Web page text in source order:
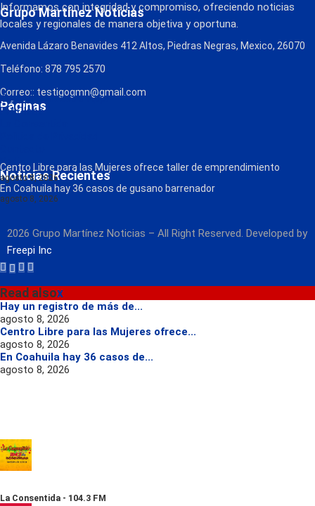
Grupo Martínez Noticias
Informamos con integridad y compromiso, ofreciendo noticias
locales y regionales de manera objetiva y oportuna.
Avenida Lázaro Benavides 412 Altos, Piedras Negras, Mexico, 26070
Teléfono: 878 795 2570
Correo:: testigogmn@gmail.com
Páginas
¡Descarga nuestra App!
FM Globo
Radio
Noticias Recientes
Centro Libre para las Mujeres ofrece taller de emprendimiento
agosto 8, 2026
En Coahuila hay 36 casos de gusano barrenador
agosto 8, 2026
2026 Grupo Martínez Noticias – All Right Reserved. Developed by
Freepi Inc
Read alsox
Hay un registro de más de...
agosto 8, 2026
Centro Libre para las Mujeres ofrece...
agosto 8, 2026
En Coahuila hay 36 casos de...
agosto 8, 2026
La Consentida - 104.3 FM